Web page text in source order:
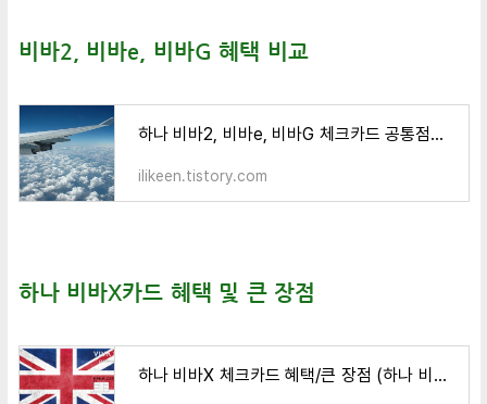
비바2, 비바e, 비바G 혜택 비교
하나 비바2, 비바e, 비바G 체크카드 공통점과 차이점
ilikeen.tistory.com
하나 비바X카드 혜택 및 큰 장점
하나 비바X 체크카드 혜택/큰 장점 (하나 비바카드)